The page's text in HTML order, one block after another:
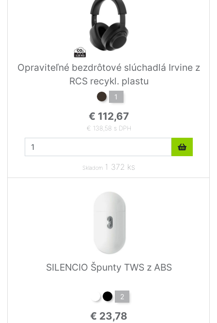
Opraviteľné bezdrôtové slúchadlá Irvine z
RCS recykl. plastu
1
€ 112,67
€ 138,58 s DPH
Skladom 1 372 ks
SILENCIO Špunty TWS z ABS
2
€ 23,78